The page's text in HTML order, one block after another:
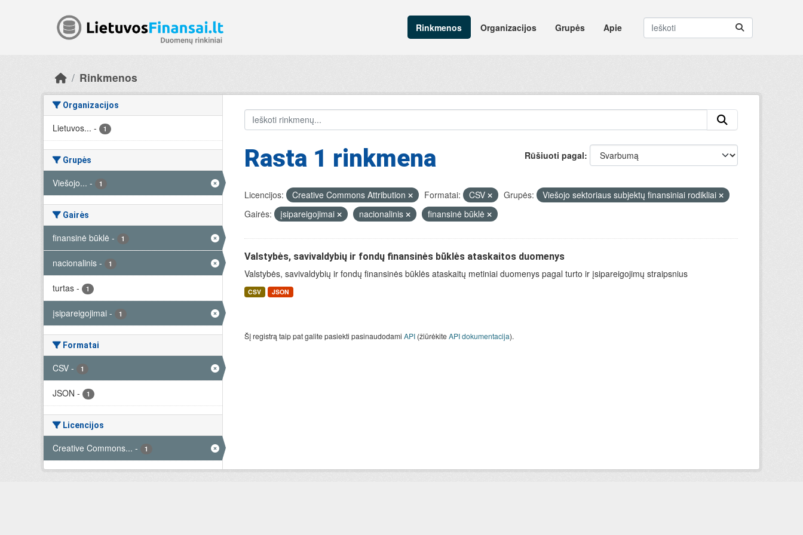
Rinkmenos
Organizacijos Grupės Apie
Rinkmenos
Organizacijos
Lietuvos... - 1
Grupės
Viešojo... - 1
Gairės
finansinė būklė - 1
nacionalinis - 1
turtas - 1
įsipareigojimai - 1
Formatai
CSV - 1
JSON - 1
Licencijos
Creative Commons... - 1
Rūšiuoti pagal
Rasta 1 rinkmena
Licencijos: Creative Commons Attribution Formatai: CSV Grupės:
Viešojo sektoriaus subjektų finansiniai rodikliai
Gairės:
įsipareigojimai nacionalinis finansinė būklė
Valstybės, savivaldybių ir fondų finansinės būklės ataskaitos duomenys
Valstybės, savivaldybių ir fondų finansinės būklės ataskaitų metiniai duomenys pagal turto ir įsipareigojimų straipsnius
CSV JSON
Šį registrą taip pat galite pasiekti pasinaudodami API(žiūrėkiteAPI dokumentacija).